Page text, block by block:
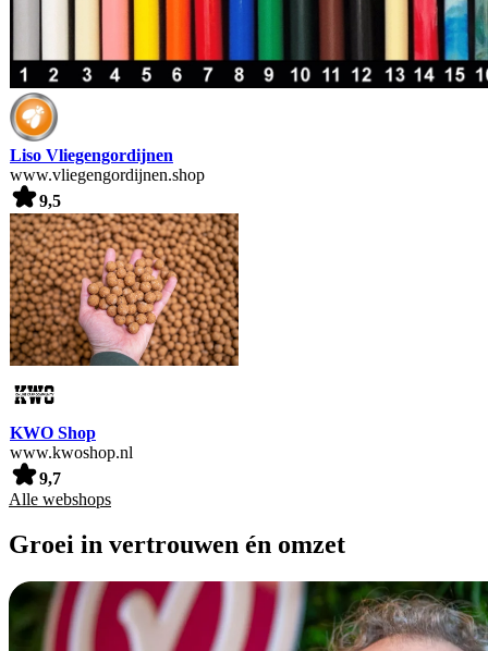
Liso Vliegengordijnen
www.vliegengordijnen.shop
9,5
KWO Shop
www.kwoshop.nl
9,7
Alle webshops
Groei in vertrouwen én omzet